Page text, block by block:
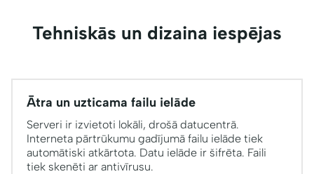
Tehniskās un dizaina iespējas
Ātra un uzticama failu ielāde
Serveri ir izvietoti lokāli, drošā datucentrā.
Interneta pārtrūkumu gadījumā failu ielāde tiek
automātiski atkārtota. Datu ielāde ir šifrēta. Faili
tiek skenēti ar antivīrusu.